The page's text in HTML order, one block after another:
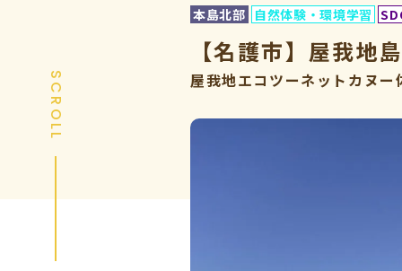
SCROLL
本島北部 自然体験・環境学習
【名護市】屋我地
屋我地エコツーネットカヌー